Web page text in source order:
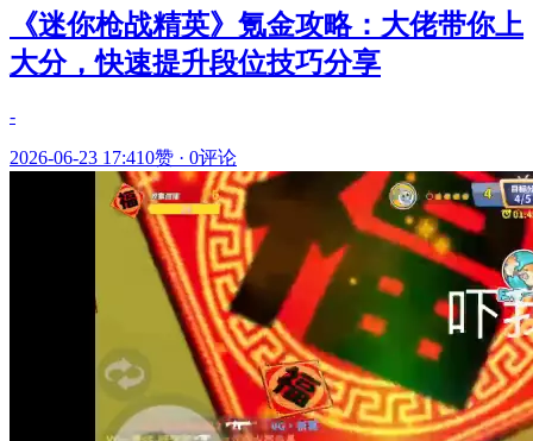
《迷你枪战精英》氪金攻略：大佬带你上
大分，快速提升段位技巧分享
-
2026-06-23 17:410赞 · 0评论